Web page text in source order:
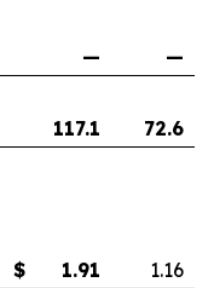
—
—
117.1 72.6
$ 1.91
1.16